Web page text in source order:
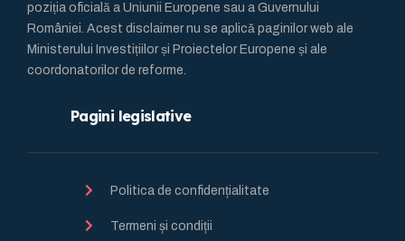
poziția oficială a Uniunii Europene sau a Guvernului
României. Acest disclaimer nu se aplică paginilor web ale
Ministerului Investițiilor și Proiectelor Europene și ale
coordonatorilor de reforme.
Pagini legislative
Politica de confidențialitate
Termeni și condiții